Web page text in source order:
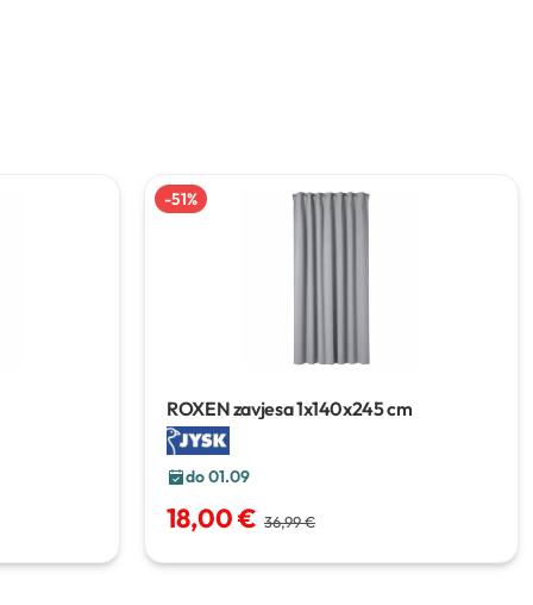
-51%
ROXEN zavjesa1x140x245 cm
do 01.09
18,00 € 36,99 €